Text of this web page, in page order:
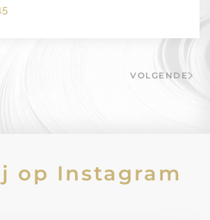
VOLGENDE
op Instagram